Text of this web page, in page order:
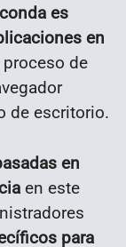
es
en
de
de escritorio.
en
en este
para